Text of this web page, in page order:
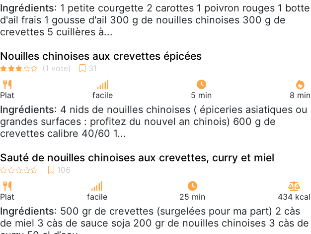
Ingrédients: 1 petite courgette 2 carottes 1 poivron rouges 1 botte
d'ail frais 1 gousse d'ail 300 g de nouilles chinoises 300 g de
crevettes 5 cuillères à...
Nouilles chinoises aux crevettes épicées
Plat facile 5 min 8 min
Ingrédients: 4 nids de nouilles chinoises ( épiceries asiatiques ou
grandes surfaces : profitez du nouvel an chinois) 600 g de
crevettes calibre 40/60 1...
Sauté de nouilles chinoises aux crevettes, curry et miel
Plat facile 25 min 434 kcal
Ingrédients: 500 gr de crevettes (surgelées pour ma part) 2 càs
de miel 3 càs de sauce soja 200 gr de nouilles chinoises 3 càs de